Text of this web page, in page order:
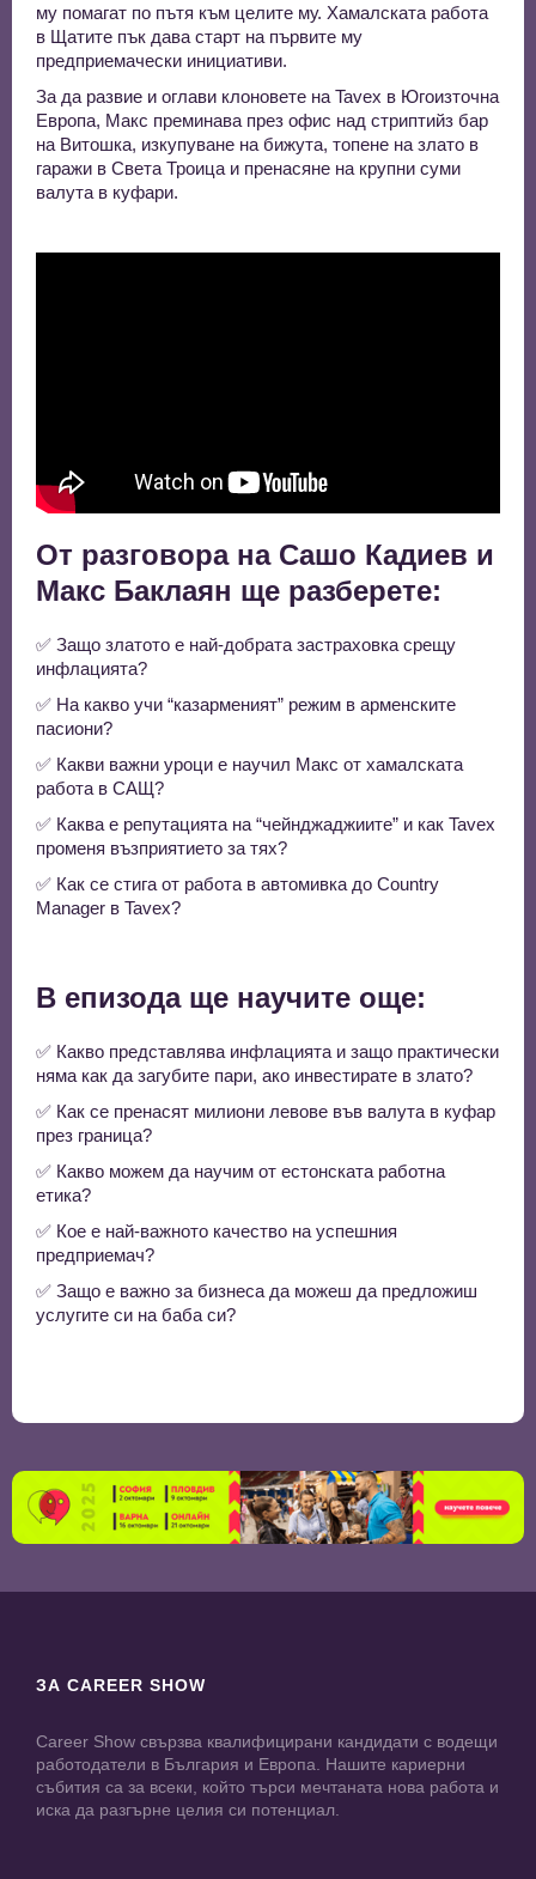
му помагат по пътя към целите му. Хамалската работа
в Щатите пък дава старт на първите му
предприемачески инициативи.
За да развие и оглави клоновете на Tavex в Югоизточна
Европа, Макс преминава през офис над стриптийз бар
на Витошка, изкупуване на бижута, топене на злато в
гаражи в Света Троица и пренасяне на крупни суми
валута в куфари.
От разговора на Сашо Кадиев и
Макс Баклаян ще разберете:
✅ Защо златото е най-добрата застраховка срещу
инфлацията?
✅ На какво учи “казарменият” режим в арменските
пасиони?
✅ Какви важни уроци е научил Макс от хамалската
работа в САЩ?
✅ Каква е репутацията на “чейнджаджиите” и как Tavex
променя възприятието за тях?
✅ Как се стига от работа в автомивка до Country
Manager в Tavex?
В епизода ще научите още:
✅ Какво представлява инфлацията и защо практически
няма как да загубите пари, ако инвестирате в злато?
✅ Как се пренасят милиони левове във валута в куфар
през граница?
✅ Какво можем да научим от естонската работна
етика?
✅ Кое е най-важното качество на успешния
предприемач?
✅ Защо е важно за бизнеса да можеш да предложиш
услугите си на баба си?
ЗА CAREER SHOW
Career Show свързва квалифицирани кандидати с водещи
работодатели в България и Европа. Нашите кариерни
събития са за всеки, който търси мечтаната нова работа и
иска да разгърне целия си потенциал.